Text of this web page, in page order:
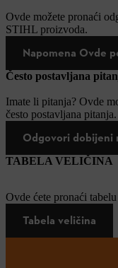
Ovde možete pronaći
STIHL proizvoda.
Napomena Ovde
Često postavljana
Imate li pitanja? Ovde
često postavljana pitanja.
Odgovori dobijeni
TABELA VELIČINA
Ovde ćete pronaći
Tabela veličina